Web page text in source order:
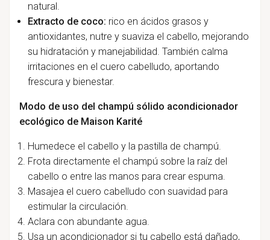
natural.
Extracto de coco: rico en ácidos grasos y
antioxidantes, nutre y suaviza el cabello, mejorando
su hidratación y manejabilidad. También calma
irritaciones en el cuero cabelludo, aportando
frescura y bienestar.
Modo de uso del champú sólido acondicionador
ecológico de Maison Karité
Humedece el cabello y la pastilla de champú.
Frota directamente el champú sobre la raíz del
cabello o entre las manos para crear espuma.
Masajea el cuero cabelludo con suavidad para
estimular la circulación.
Aclara con abundante agua.
Usa un acondicionador si tu cabello está dañado,